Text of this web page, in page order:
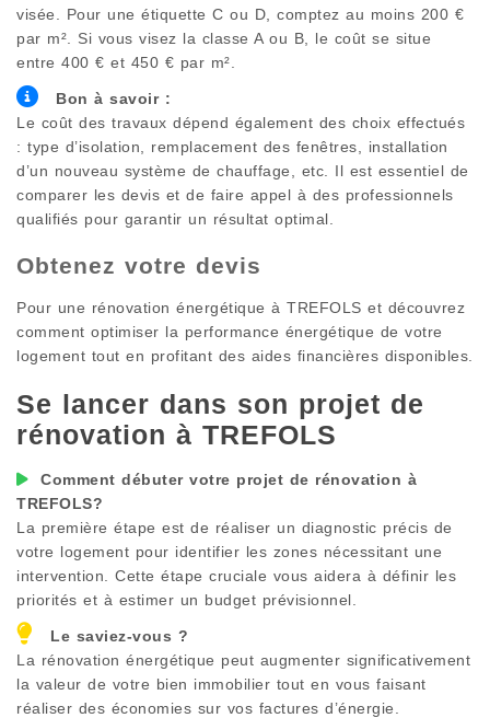
visée. Pour une étiquette C ou D, comptez au moins 200 €
par m². Si vous visez la classe A ou B, le coût se situe
entre 400 € et 450 € par m².
Bon à savoir :
Le coût des travaux dépend également des choix effectués
: type d’isolation, remplacement des fenêtres, installation
d’un nouveau système de chauffage, etc. Il est essentiel de
comparer les devis et de faire appel à des professionnels
qualifiés pour garantir un résultat optimal.
Obtenez votre devis
Pour une rénovation énergétique à TREFOLS et découvrez
comment optimiser la performance énergétique de votre
logement tout en profitant des aides financières disponibles.
Se lancer dans son projet de
rénovation à TREFOLS
Comment débuter votre projet de rénovation à
TREFOLS?
La première étape est de réaliser un diagnostic précis de
votre logement pour identifier les zones nécessitant une
intervention. Cette étape cruciale vous aidera à définir les
priorités et à estimer un budget prévisionnel.
Le saviez-vous ?
La rénovation énergétique peut augmenter significativement
la valeur de votre bien immobilier tout en vous faisant
réaliser des économies sur vos factures d’énergie.